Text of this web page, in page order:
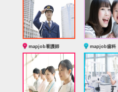
mapjob看護師 mapjob歯科